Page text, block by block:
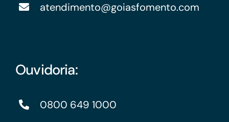
atendimento@goiasfomento.com
Ouvidoria:
0800 649 1000